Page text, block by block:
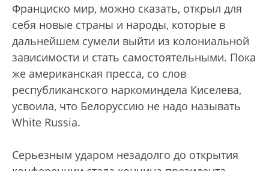
Франциско мир, можно сказать, открыл для
себя новые страны и народы, которые в
дальнейшем сумели выйти из колониальной
зависимости и стать самостоятельными. Пока
же американская пресса, со слов
республиканского наркоминдела Киселева,
усвоила, что Белоруссию не надо называть
White Russia.
Серьезным ударом незадолго до открытия